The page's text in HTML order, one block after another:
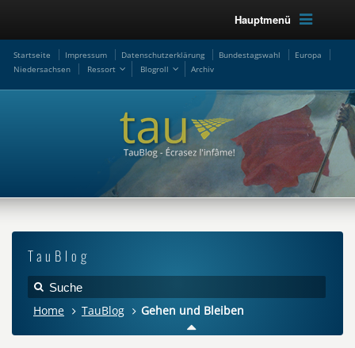
Hauptmenü
Startseite Impressum Datenschutzerklärung Bundestagswahl
Europa
Niedersachsen
Ressort Blogroll Archiv
TauBlog
Home TauBlog Gehen und Bleiben